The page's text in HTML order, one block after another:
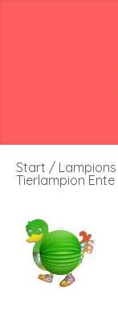
Start / Lampions
Tierlampion Ente